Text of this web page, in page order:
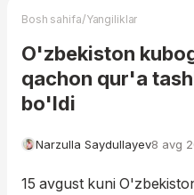
Bosh sahifa/Yangiliklar
O'zbekiston
qachon qur'a
bo'ldi
Narzulla Saydullayev8 avg
15 avgust kuni